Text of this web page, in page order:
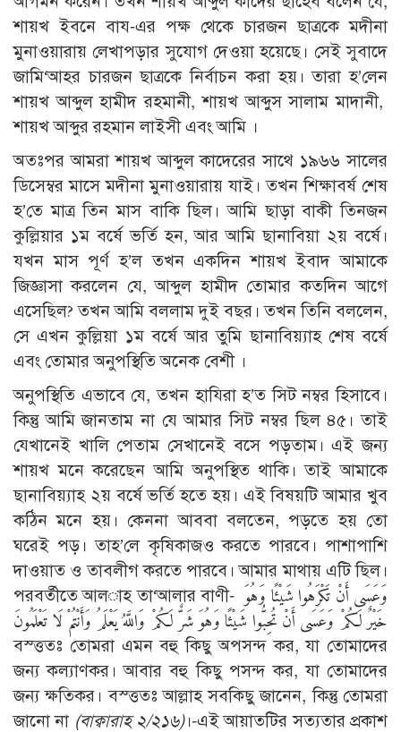
শায়খ ইবনে বায-এর পক্ষ থেকে চারজন ছাত্রকে মদীনা
মুনাওয়ারায় লেখাপড়ার সুযোগ দেওয়া হয়েছে। সেই সুবাদে
জামি‘আহর চারজন ছাত্রকে নির্বাচন করা হয়। তারা হ’লেন
শায়খ আব্দুল হামীদ রহমানী, শায়খ আব্দুস সালাম মাদানী,
শায়খ আব্দুর রহমান লাইসী এবং আমি ।
অতঃপর আমরা শায়খ আব্দুল কাদেরের সাথে ১৯৬৬ সালের
ডিসেম্বর মাসে মদীনা মুনাওয়ারায় যাই। তখন শিক্ষাবর্ষ শেষ
হ’তে মাত্র তিন মাস বাকি ছিল। আমি ছাড়া বাকী তিনজন
কুল্লি­য়ার ১ম বর্ষে ভর্তি হন, আর আমি ছানাবিয়া ২য় বর্ষে।
যখন মাস পূর্ণ হ’ল তখন একদিন শায়খ ইবাদ আমাকে
জিজ্ঞাসা করলেন যে, আব্দুল হামীদ তোমার কতদিন আগে
এসেছিল? তখন আমি বললাম দুই বছর। তখন তিনি বললেন,
সে এখন কুল্লিয়া ১ম বর্ষে আর তুমি ছানাবিয়্যাহ শেষ বর্ষে
এবং তোমার অনুপস্থিতি অনেক বেশী ।
অনুপস্থিতি এভাবে যে, তখন হাযিরা হ’ত সিট নম্বর হিসাবে।
কিন্তু আমি জানতাম না যে আমার সিট নম্বর ছিল ৪৫। তাই
যেখানেই খালি পেতাম সেখানেই বসে পড়তাম। এই জন্য
শায়খ মনে করেছেন আমি অনুপস্থিত থাকি। তাই আমাকে
ছানাবিয়্যাহ ২য় বর্ষে ভর্তি হতে হয়। এই বিষয়টি আমার খুব
কঠিন মনে হয়। কেননা আববা বলতেন, পড়তে হয় তো
ঘরেই পড়। তাহ’লে কৃষিকাজও করতে পারবে। পাশাপাশি
দাওয়াত ও তাবলীগ করতে পারবে। আমার মাথায় এটি ছিল।
পরবর্তীতে আল­াহ তা‘আলার বাণী- وَعَسَى أَنْ تَكْرَهُوا شَيْئًا وَهُوَ
خَيْرٌ لَكُمْ وَعَسَى أَنْ تُحِبُّوا شَيْئًا وَهُوَ شَرٌّ لَكُمْ وَاللَّهُ يَعْلَمُ وَأَنْتُمْ لَا تَعْلَمُونَ
বস্ত্ততঃ তোমরা এমন বহু কিছু অপসন্দ কর, যা তোমাদের
জন্য কল্যাণকর। আবার বহু কিছু পসন্দ কর, যা তোমাদের
জন্য ক্ষতিকর। বস্ত্ততঃ আল্লাহ সবকিছু জানেন, কিন্তু তোমরা
জানো না (বাক্বারাহ ২/২১৬)।-এই আয়াতটির সত্যতার প্রকাশ